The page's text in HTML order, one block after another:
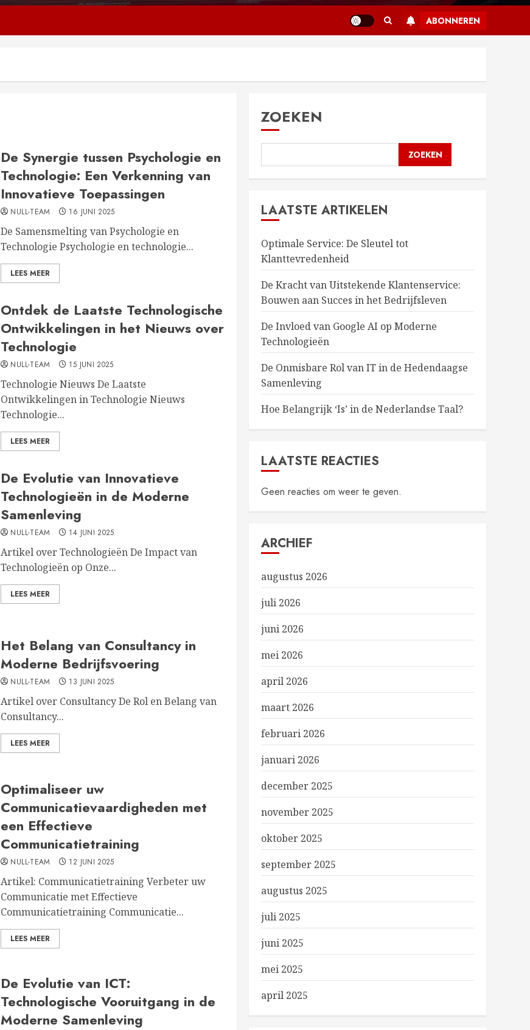
ABONNEREN
De Synergie tussen Psychologie en
Technologie: Een Verkenning van
Innovatieve Toepassingen
NULL-TEAM 16 JUNI 2025
De Samensmelting van Psychologie en
Technologie Psychologie en technologie...
LEES MEER
Ontdek de Laatste Technologische
Ontwikkelingen in het Nieuws over
Technologie
NULL-TEAM 15 JUNI 2025
Technologie Nieuws De Laatste
Ontwikkelingen in Technologie Nieuws
Technologie...
LEES MEER
De Evolutie van Innovatieve
Technologieën in de Moderne
Samenleving
NULL-TEAM 14 JUNI 2025
Artikel over Technologieën De Impact van
Technologieën op Onze...
LEES MEER
Het Belang van Consultancy in
Moderne Bedrijfsvoering
NULL-TEAM 13 JUNI 2025
Artikel over Consultancy De Rol en Belang van
Consultancy...
LEES MEER
Optimaliseer uw
Communicatievaardigheden met
een Effectieve
Communicatietraining
NULL-TEAM 12 JUNI 2025
Artikel: Communicatietraining Verbeter uw
Communicatie met Effectieve
Communicatietraining Communicatie...
LEES MEER
De Evolutie van ICT:
Technologische Vooruitgang in de
Moderne Samenleving
ZOEKEN
ZOEKEN
LAATSTE ARTIKELEN
Optimale Service: De Sleutel tot
Klanttevredenheid
De Kracht van Uitstekende Klantenservice:
Bouwen aan Succes in het Bedrijfsleven
De Invloed van Google AI op Moderne
Technologieën
De Onmisbare Rol van IT in de Hedendaagse
Samenleving
Hoe Belangrijk ‘Is’ in de Nederlandse Taal?
LAATSTE REACTIES
Geen reacties om weer te geven.
ARCHIEF
augustus 2026
juli 2026
juni 2026
mei 2026
april 2026
maart 2026
februari 2026
januari 2026
december 2025
november 2025
oktober 2025
september 2025
augustus 2025
juli 2025
juni 2025
mei 2025
april 2025